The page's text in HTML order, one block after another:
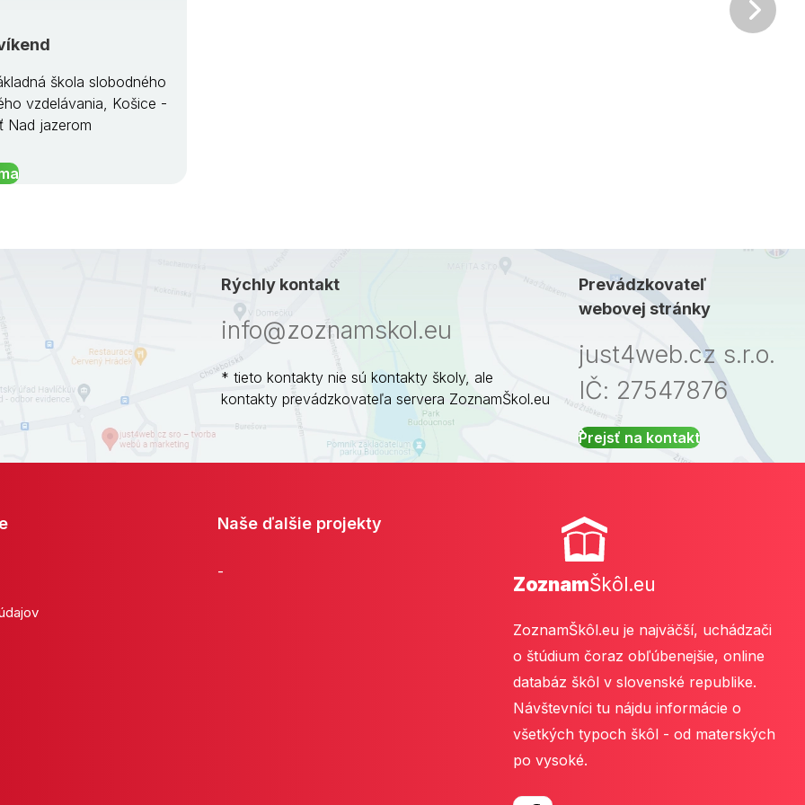
škola slobodného
vzdelávania, Košice -
Nad jazerom
Rýchly kontakt
info@zoznamskol.eu
* tieto kontakty nie sú kontakty školy, ale
kontakty prevádzkovateľa servera ZoznamŠkol.eu
Prevádzkovateľ
webovej stránky
just4web.cz s.r.o.
IČ: 27547876
Prejsť na kontakt
Naše ďalšie projekty
-
ZoznamŠkôl.eu
ZoznamŠkôl.eu je najväčší, uchádzači
o štúdium čoraz obľúbenejšie, online
databáz škôl v slovenské republike.
Návštevníci tu nájdu informácie o
všetkých typoch škôl - od materských
po vysoké.